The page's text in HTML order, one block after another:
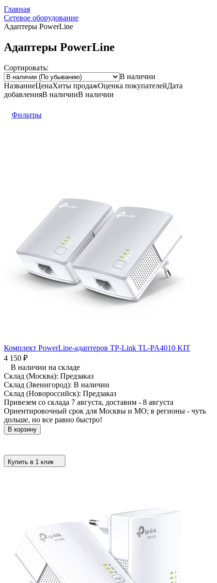
Главная
Сетевое оборудование
Адаптеры PowerLine
Адаптеры PowerLine
Сортировать:
В наличии
НазваниеЦенаХиты продажОценка покупателейДата
добавленияВ наличииВ наличии
Фильтры
Комплект PowerLine-адаптеров TP-Link TL-PA4010 KIT
4 150 ₽
В наличии на складе
Склад (Москва): Предзаказ
Склад (Звенигород): В наличии
Склад (Новороссийск): Предзаказ
Привезем со склада 7 августа, доставим - 8 августа
Ориентировочный срок для Москвы и МО; в регионы - чуть
дольше, но все равно быстро!
В корзину
Купить в 1 клик